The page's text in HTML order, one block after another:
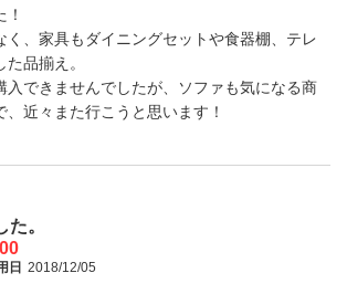
く、家具もダイニングセットや食器棚、テレ
品揃え。
入できませんでしたが、ソファも気になる商
近々また行こうと思います！
。
日 2018/12/05